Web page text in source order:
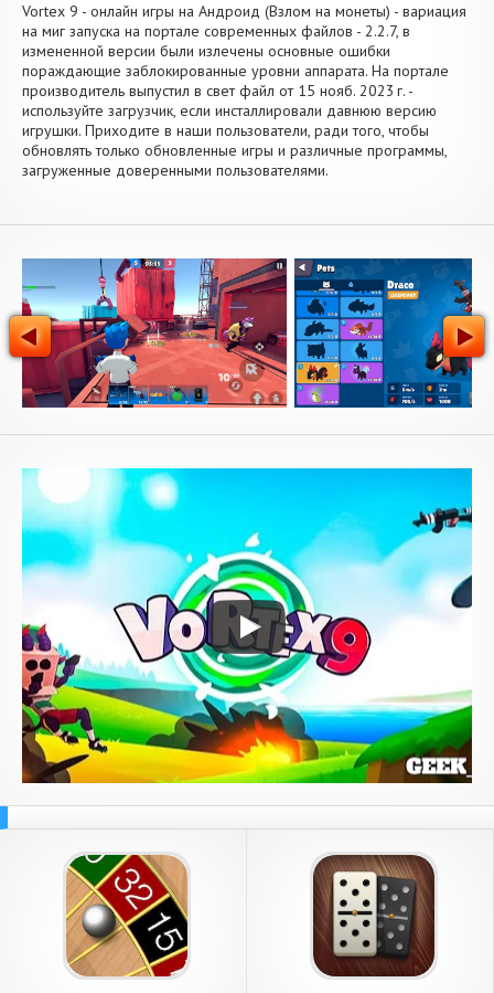
Vortex 9 - онлайн игры на Андроид (Взлом на монеты) - вариация
на миг запуска на портале современных файлов - 2.2.7, в
измененной версии были излечены основные ошибки
пораждающие заблокированные уровни аппарата. На портале
производитель выпустил в свет файл от 15 нояб. 2023 г. -
используйте загрузчик, если инсталлировали давнюю версию
игрушки. Приходите в наши пользователи, ради того, чтобы
обновлять только обновленные игры и различные программы,
загруженные доверенными пользователями.